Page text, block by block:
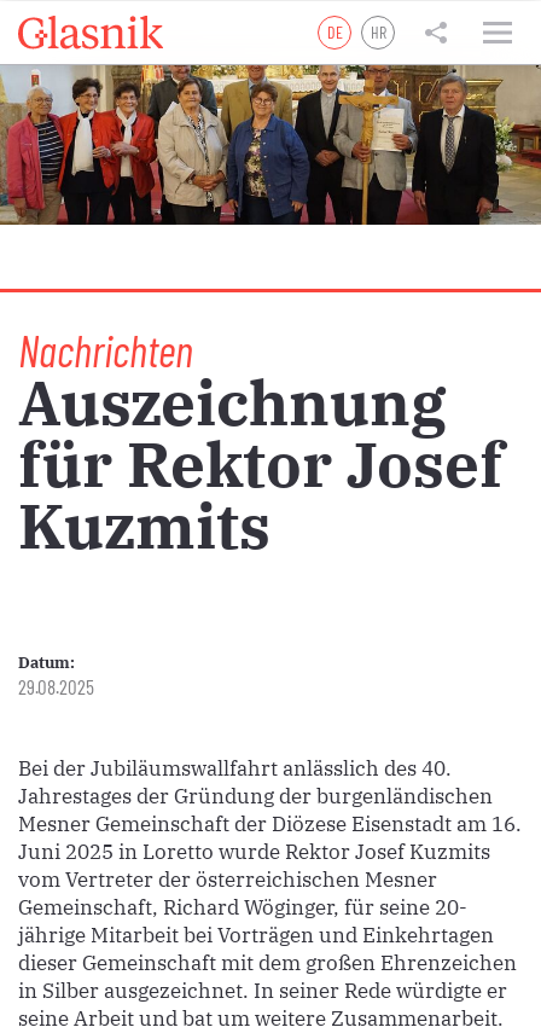
DE HR
tweet
teilen
teilen
Nachrichten
Auszeichnung
für Rektor Josef
Kuzmits
Datum:
29.08.2025
Bei der Jubiläumswallfahrt anlässlich des 40.
Jahrestages der Gründung der burgenländischen
Mesner Gemeinschaft der Diözese Eisenstadt am 16.
Juni 2025 in Loretto wurde Rektor Josef Kuzmits
vom Vertreter der österreichischen Mesner
Gemeinschaft, Richard Wöginger, für seine 20-
jährige Mitarbeit bei Vorträgen und Einkehrtagen
dieser Gemeinschaft mit dem großen Ehrenzeichen
in Silber ausgezeichnet. In seiner Rede würdigte er
seine Arbeit und bat um weitere Zusammenarbeit.